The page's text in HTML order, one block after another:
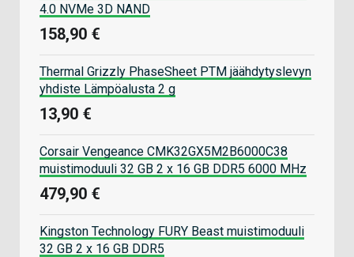
4.0 NVMe 3D NAND
158,90 €
Thermal Grizzly PhaseSheet PTM jäähdytyslevyn
yhdiste Lämpöalusta 2 g
13,90 €
Corsair Vengeance CMK32GX5M2B6000C38
muistimoduuli 32 GB 2 x 16 GB DDR5 6000 MHz
479,90 €
Kingston Technology FURY Beast muistimoduuli
32 GB 2 x 16 GB DDR5